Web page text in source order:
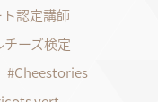
認定講師
ーズ検定
Cheestories